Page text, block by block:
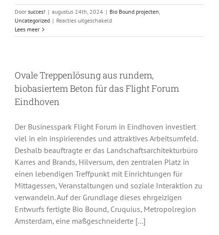
Door succes! | augustus 24th, 2024 | Bio Bound projecten,
Uncategorized | Reacties uitgeschakeldvoor
präsentiert
als
Beispiel
Immobilienmesse
PROVADA
2024
Lees meer
Ovale Treppenlösung aus rundem,
biobasiertem Beton für das Flight Forum
Eindhoven
Der Businesspark Flight Forum in Eindhoven investiert
viel in ein inspirierendes und attraktives Arbeitsumfeld.
Deshalb beauftragte er das Landschaftsarchitekturbüro
Karres and Brands, Hilversum, den zentralen Platz in
einen lebendigen Treffpunkt mit Einrichtungen für
Mittagessen, Veranstaltungen und soziale Interaktion zu
verwandeln. Auf der Grundlage dieses ehrgeizigen
Entwurfs fertigte Bio Bound, Cruquius, Metropolregion
Amsterdam, eine maßgeschneiderte [...]